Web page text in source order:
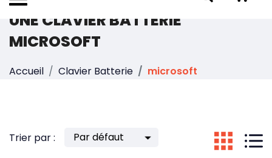
UNE CLAVIER BATTERIE
MICROSOFT
Accueil Clavier Batterie microsoft
Trier par :